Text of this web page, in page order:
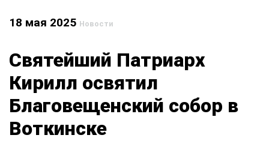
18 мая 2025 Новости
Святейший Патриарх
Кирилл освятил
Благовещенский собор в
Воткинске